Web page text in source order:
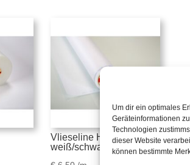
Um dir ein optimales
Geräteinformationen
Technologien
dieser Website
können bestimmte
Vlieseline H250,
weiß/schwarz